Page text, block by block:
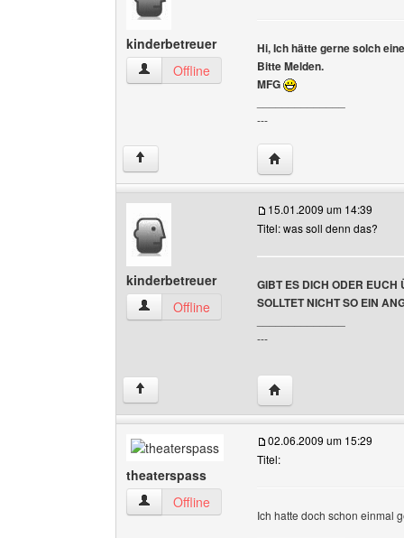
kinderbetreuer
kinderbetreuer Benutzer-Profile anzeigen
Offline
Hi, Ich hätte gerne solch
Bitte Melden.
MFG
---
↑ Website dieses
kinderbetreuer
kinderbetreuer Benutzer-Profile anzeigen
Offline
15.01.2009 um 14:39
Titel: was soll denn das?
GIBT ES DICH ODER
SOLLTET NICHT SO EIN
---
↑ Website dieses
theaterspass
theaterspass Benutzer-Profile anzeigen
Offline
02.06.2009 um 15:29
Titel:
Ich hatte doch schon einmal